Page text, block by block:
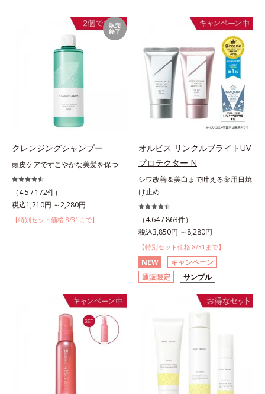
販売
終了
クレンジングシャンプー
頭皮ケアですこやかな美髪を保つ
（4.5 / 172件）
税込1,210円 ～2,280円
【特別セット価格 8/31まで】
オルビス リンクルブライトUV
プロテクター N
シワ改善＆美白まで叶える薬用日焼
け止め
（4.64 / 863件）
税込3,850円 ～8,280円
【特別セット価格 8/31まで】
NEW
キャンペーン
通販限定
サンプル